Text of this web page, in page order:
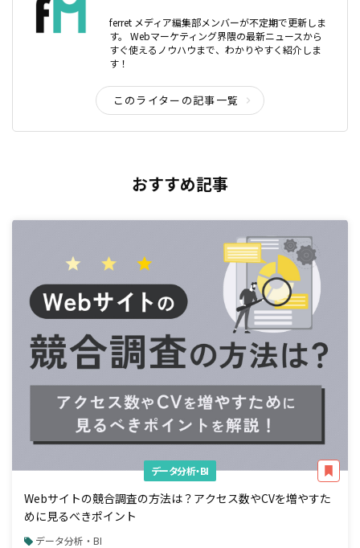
ferret メディア編集部メンバーが不定期で更新しま
す。 Webマーケティング界隈の最新ニュースから
すぐ使えるノウハウまで、わかりやすく紹介しま
す！
このライターの記事一覧
おすすめ記事
データ分析・BI
Webサイトの競合調査の方法は？アクセス数やCVを増やすた
めに見るべきポイント
データ分析・BI